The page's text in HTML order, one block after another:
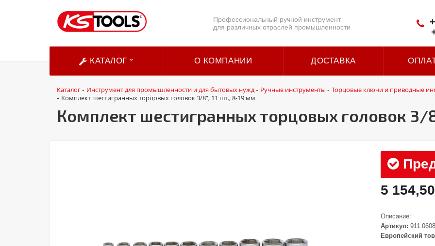
Профессиональный ручной инструмент
для различных отраслей промышленности
КАТАЛОГ О КОМПАНИИ ДОСТАВКА
Каталог- Инструмент для промышленности и для бытовых нужд- Ручные инструменты - Торцовые ключи и приводные
- Комплект шестигранных торцовых головок 3/8“, 11 шт., 8-19 мм
Комплект шестигранных торцовых головок 3/
5
Описание:
Артикул: 911.0608
Европейский